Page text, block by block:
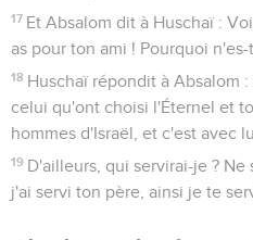
17 Et Absalom dit à Huschaï :
as pour ton ami ! Pourquoi
18 Huschaï répondit à Absalom
celui qu'ont choisi l'Éternel et
hommes d'Israël, et c'est avec
19 D'ailleurs, qui servirai-je ? Ne
j'ai servi ton père, ainsi je te